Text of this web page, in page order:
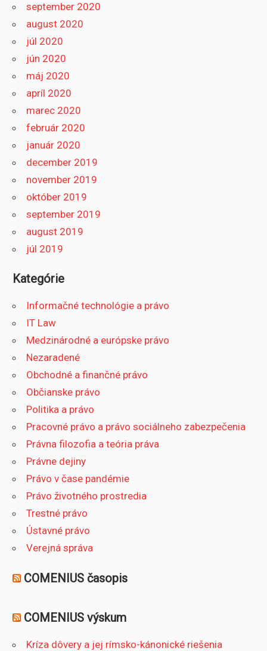
september 2020
august 2020
júl 2020
jún 2020
máj 2020
apríl 2020
marec 2020
február 2020
január 2020
december 2019
november 2019
október 2019
september 2019
august 2019
júl 2019
Kategórie
Informačné technológie a právo
IT Law
Medzinárodné a európske právo
Nezaradené
Obchodné a finančné právo
Občianske právo
Politika a právo
Pracovné právo a právo sociálneho zabezpečenia
Právna filozofia a teória práva
Právne dejiny
Právo v čase pandémie
Právo životného prostredia
Trestné právo
Ústavné právo
Verejná správa
COMENIUS časopis
COMENIUS výskum
Kríza dôvery a jej rímsko-kánonické riešenia